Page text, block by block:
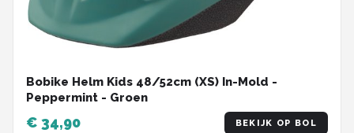
Bobike Helm Kids 48/52cm (XS) In-Mold -
Peppermint - Groen
€ 34,90 BEKIJK OP BOL